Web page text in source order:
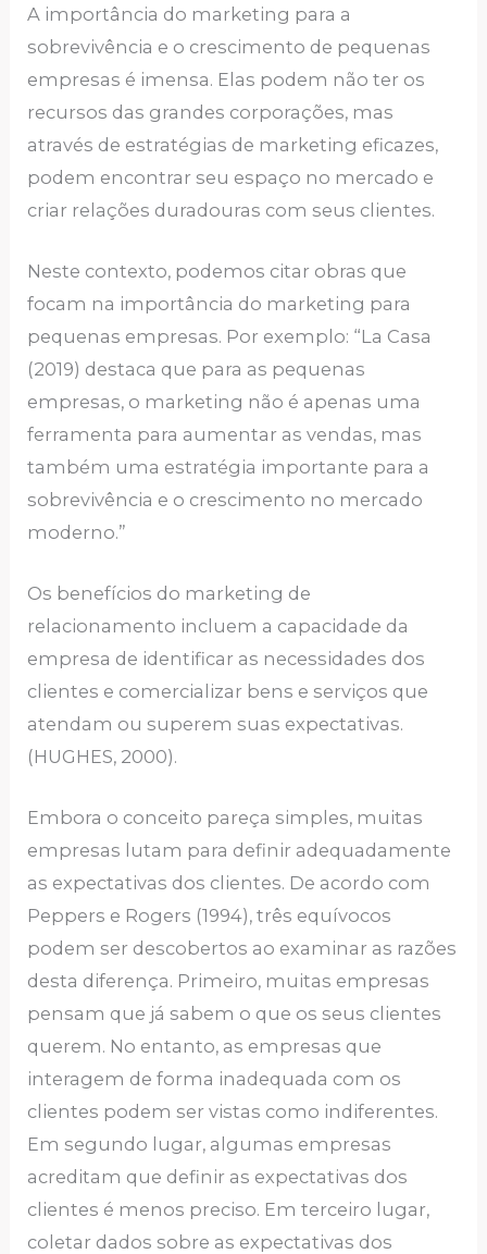
A importância do marketing para a
sobrevivência e o crescimento de pequenas
empresas é imensa. Elas podem não ter os
recursos das grandes corporações, mas
através de estratégias de marketing eficazes,
podem encontrar seu espaço no mercado e
criar relações duradouras com seus clientes.
Neste contexto, podemos citar obras que
focam na importância do marketing para
pequenas empresas. Por exemplo: “La Casa
(2019) destaca que para as pequenas
empresas, o marketing não é apenas uma
ferramenta para aumentar as vendas, mas
também uma estratégia importante para a
sobrevivência e o crescimento no mercado
moderno.”
Os benefícios do marketing de
relacionamento incluem a capacidade da
empresa de identificar as necessidades dos
clientes e comercializar bens e serviços que
atendam ou superem suas expectativas.
(HUGHES, 2000).
Embora o conceito pareça simples, muitas
empresas lutam para definir adequadamente
as expectativas dos clientes. De acordo com
Peppers e Rogers (1994), três equívocos
podem ser descobertos ao examinar as razões
desta diferença. Primeiro, muitas empresas
pensam que já sabem o que os seus clientes
querem. No entanto, as empresas que
interagem de forma inadequada com os
clientes podem ser vistas como indiferentes.
Em segundo lugar, algumas empresas
acreditam que definir as expectativas dos
clientes é menos preciso. Em terceiro lugar,
coletar dados sobre as expectativas dos